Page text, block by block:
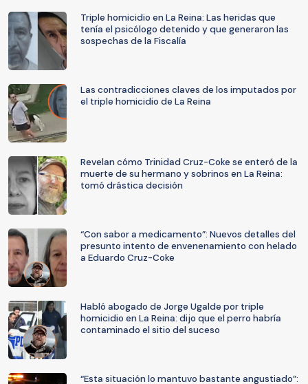
Triple homicidio en La Reina: Las heridas que
tenía el psicólogo detenido y que generaron las
sospechas de la Fiscalía
Las contradicciones claves de los imputados por
el triple homicidio de La Reina
Revelan cómo Trinidad Cruz-Coke se enteró de la
muerte de su hermano y sobrinos en La Reina:
tomó drástica decisión
“Con sabor a medicamento”: Nuevos detalles del
presunto intento de envenenamiento con helado
a Eduardo Cruz-Coke
Habló abogado de Jorge Ugalde por triple
homicidio en La Reina: dijo que el perro habría
contaminado el sitio del suceso
“Esta situación lo mantuvo bastante angustiado”: